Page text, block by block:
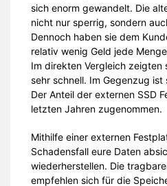
sich enorm gewandelt. Die
nicht nur sperrig, sondern
Dennoch haben sie dem
relativ wenig Geld jede
Im direkten Vergleich zeigten
sehr schnell. Im Gegenzug ist
Der Anteil der externen SSD
letzten Jahren zugenommen.
Mithilfe einer externen
Schadensfall eure Daten
wiederherstellen. Die
empfehlen sich für die